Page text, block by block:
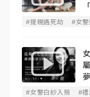
#提親遇死劫 #女
#女警白紗入殮 #